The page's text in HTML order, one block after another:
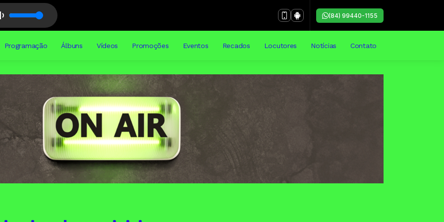
(84) 99440-1155
Programação Álbuns Vídeos Promoções Eventos Recados Locutores Notícias Contato